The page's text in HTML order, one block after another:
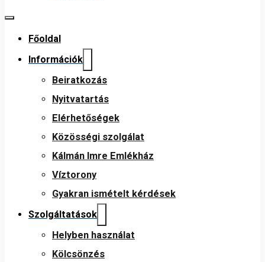
Főoldal
Információk
Beiratkozás
Nyitvatartás
Elérhetőségek
Közösségi szolgálat
Kálmán Imre Emlékház
Víztorony
Gyakran ismételt kérdések
Szolgáltatások
Helyben használat
Kölcsönzés